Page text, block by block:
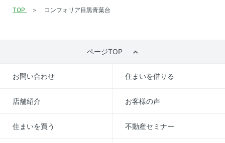
TOP コンフォリア目黒青葉台
ページTOP
お問い合わせ 住まいを借りる
店舗紹介 お客様の声
住まいを買う 不動産セミナー